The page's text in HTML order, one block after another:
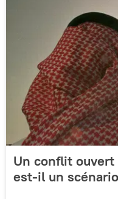
Un conflit ouvert
est-il un